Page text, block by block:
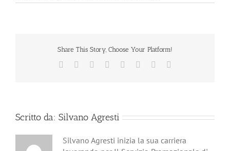
Share This Story, Choose Your Platform!
Facebook Reddit LinkedIn
TumblrPinterest
Scritto da: Silvano Agresti
Silvano Agresti inizia la sua carriera